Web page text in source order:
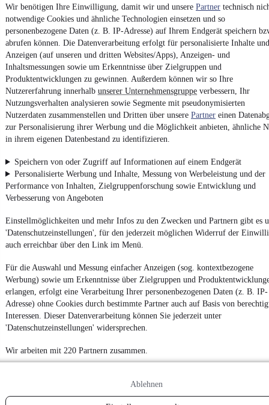
Wir benötigen Ihre Einwilligung, damit wir und unsere Partner technisch
notwendige Cookies und ähnliche Technologien einsetzen und so
personenbezogene Daten (z. B. IP-Adresse) auf Ihrem Endgerät speichern
abrufen können. Die Datenverarbeitung erfolgt für personalisierte Inhalte und
Anzeigen (auf unseren und dritten Websites/Apps), Anzeigen- und
Inhaltsmessungen sowie um Erkenntnisse über Zielgruppen und
Produktentwicklungen zu gewinnen. Außerdem können wir so Ihre
Nutzererfahrung innerhalb unserer Unternehmensgruppe verbessern, Ihr
Nutzungsverhalten analysieren sowie Segmente mit pseudonymisierten
Nutzerdaten zusammenstellen und Dritten über unsere Partner einen
zur Personalisierung ihrer Werbung und die Möglichkeit anbieten, ähnliche
in ihrem eigenen Datenbestand zu identifizieren.
Speichern von oder Zugriff auf Informationen auf einem Endgerät
Personalisierte Werbung und Inhalte, Messung von Werbeleistung und der
Performance von Inhalten, Zielgruppenforschung sowie Entwicklung und
Verbesserung von Angeboten
Einstellmöglichkeiten und mehr Infos zu den Zwecken und Partnern gibt es
'Datenschutzeinstellungen', für den jederzeit möglichen Widerruf der
auch erreichbar über den Link im Menü.
Für die Auswahl und Messung einfacher Anzeigen (sog. kontextbezogene
Werbung) sowie um Erkenntnisse über Zielgruppen und
erlangen, erfolgt eine Verarbeitung Ihrer personenbezogenen Daten (z. B. IP-
Adresse) ohne Cookies durch bestimmte Partner auch auf Basis von
Interessen. Dieser Datenverarbeitung können Sie jederzeit unter
'Datenschutzeinstellungen' widersprechen.
Wir arbeiten mit 220 Partnern zusammen.
Ablehnen
Unfallfrei•Vorführfahrzeug•EZ 10/2024•3.900 km•
58 kW (79 PS) •Benzin
Kontakt
¹MwSt. ausweisbar
4.6 Sterne
Impressum
AGB
Vertrag widerrufen
Datenschutzeinstellungen
Erklärung zur Barrierefreiheit
Report Security Vulnerability (English)
Fahrzeuge gibt es bei mobile.de